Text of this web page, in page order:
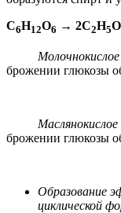
C6H12O6 → 2C2H5
брожении глюкозы
брожении глюкозы
Образование
циклической